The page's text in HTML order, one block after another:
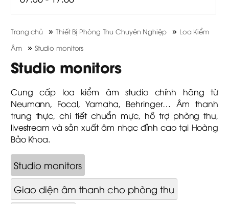
Trang chủ »Thiết Bị Phòng Thu Chuyên Nghiệp » Loa Kiểm
Âm
» Studio monitors
Studio monitors
Cung cấp loa kiểm âm studio chính hãng từ
Neumann, Focal, Yamaha, Behringer… Âm thanh
trung thực, chi tiết chuẩn mực, hỗ trợ phòng thu,
livestream và sản xuất âm nhạc đỉnh cao tại Hoàng
Bảo Khoa.
Studio monitors
Giao diện âm thanh cho phòng thu